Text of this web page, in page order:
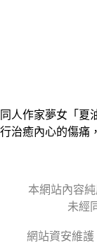
同人作家夢女「夏
行治癒內心的傷痛
本網站內容
未經
網站資安維